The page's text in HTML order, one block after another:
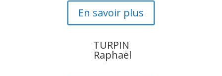
En savoir plus
TURPIN
Raphaël